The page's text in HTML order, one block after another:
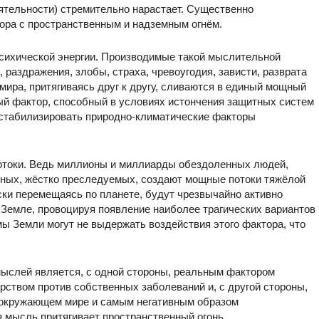
стремительно нарастает. Существенно
с пространственным и надземным огнём.
энергии. Производимые такой мыслительной
злобы, страха, чревоугодия, зависти, разврата
притягиваясь друг к другу, сливаются в единый мощный
фактор, способный в условиях истончения защитных систем
природно-климатические факторы
Ведь миллионы и миллиарды обездоленных людей,
жёстко преследуемых, создают мощные потоки тяжёлой
перемещаясь по планете, будут чрезвычайно активно
провоцируя появление наиболее трагических вариантов
могут не выдержать воздействия этого фактора, что
является, с одной стороны, реальным фактором
против собственных заболеваний и, с другой стороны,
мире и самым негативным образом
притягивает пространственный огонь